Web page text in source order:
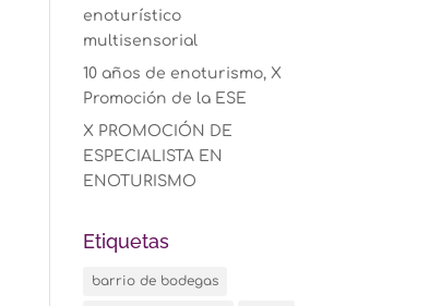
enoturístico
multisensorial
10 años de enoturismo, X
Promoción de la ESE
X PROMOCIÓN DE
ESPECIALISTA EN
ENOTURISMO
Etiquetas
barrio de bodegas